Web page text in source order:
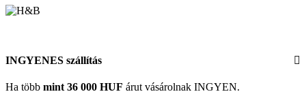
INGYENES szállítás
Ha több mint 36 000 HUF árut vásárolnak INGYEN.